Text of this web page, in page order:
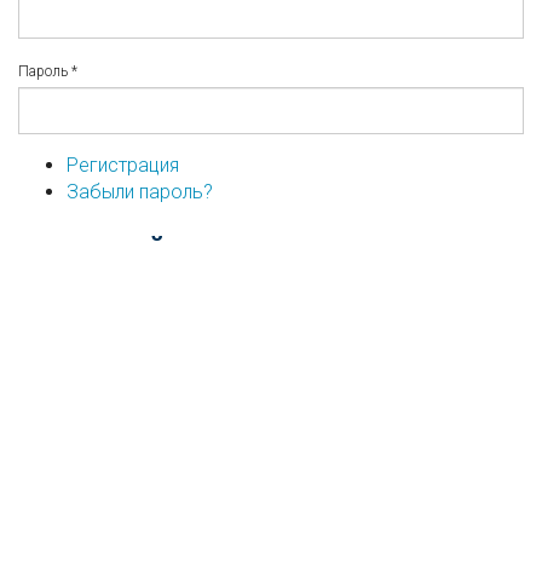
Пароль *
Регистрация
Забыли пароль?
...или войдите используя